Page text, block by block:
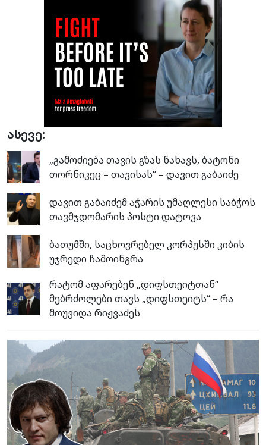
ასევე:
„გამოძიება თავის გზას ნახავს, ბატონი
თორნიკეც – თავისას“ – დავით გაბაიძე
დავით გაბაიძემ აჭარის უმაღლესი საბჭოს
თავმჯდომარის პოსტი დატოვა
ბათუმში, საცხოვრებელ კორპუსში კიბის
უჯრედი ჩამოინგრა
რატომ აფარებენ „დიფსთეიტთან“
მებრძოლები თავს „დიფსთეიტს“ – რა
მოუვიდა რიჟვაძეს